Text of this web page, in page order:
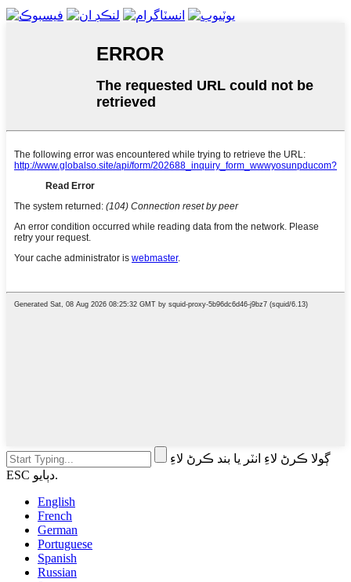
ڳولا ڪرڻ لاءِ انٽر يا بند ڪرڻ لاءِ
ESC دٻايو.
English
French
German
Portuguese
Spanish
Russian